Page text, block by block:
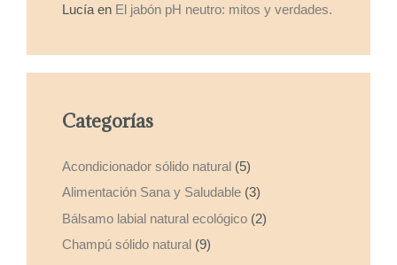
Lucía en El jabón pH neutro: mitos y verdades.
Categorías
Acondicionador sólido natural (5)
Alimentación Sana y Saludable (3)
Bálsamo labial natural ecológico (2)
Champú sólido natural (9)